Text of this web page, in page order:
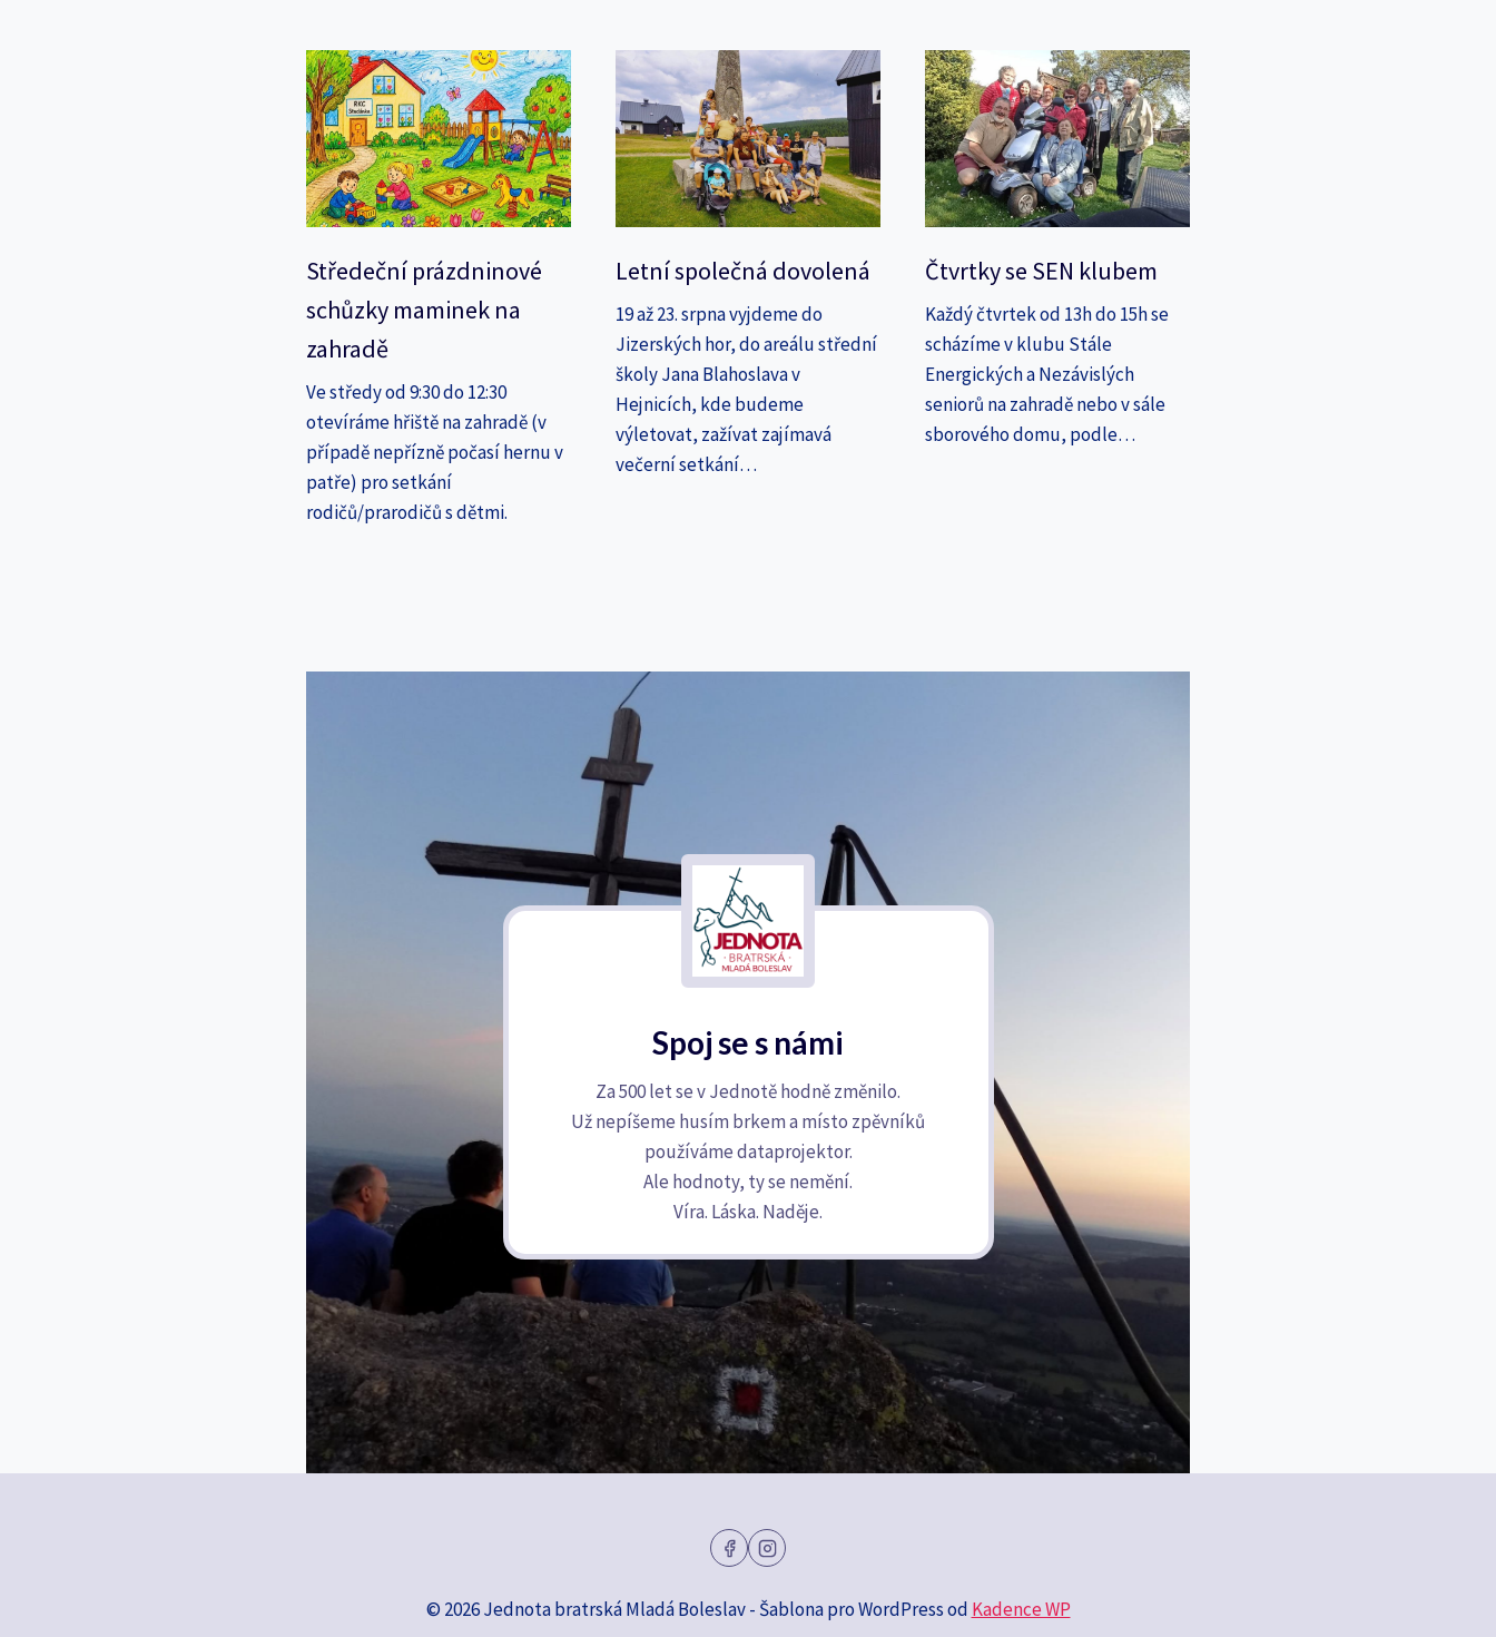
Středeční prázdninové
schůzky maminek na
zahradě
Ve středy od 9:30 do 12:30
otevíráme hřiště na zahradě (v
případě nepřízně počasí hernu v
patře) pro setkání
rodičů/prarodičů s dětmi.
Letní společná dovolená
19 až 23. srpna vyjdeme do
Jizerských hor, do areálu střední
školy Jana Blahoslava v
Hejnicích, kde budeme
výletovat, zažívat zajímavá
večerní setkání…
Čtvrtky se SEN klubem
Každý čtvrtek od 13h do 15h se
scházíme v klubu Stále
Energických a Nezávislých
seniorů na zahradě nebo v sále
sborového domu, podle…
Spoj se s námi
Za 500 let se v Jednotě hodně změnilo.
Už nepíšeme husím brkem a místo zpěvníků
používáme dataprojektor.
Ale hodnoty, ty se nemění.
Víra. Láska. Naděje.
© 2026 Jednota bratrská Mladá Boleslav - Šablona pro WordPress od Kadence WP